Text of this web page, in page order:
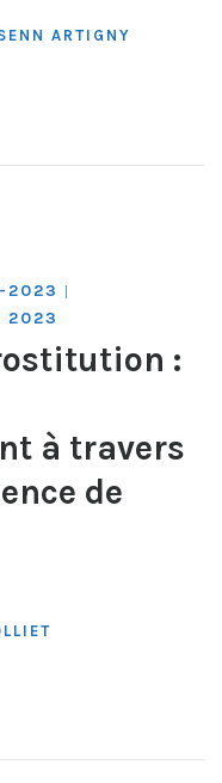
ARTIGNY
2023
2023
:
à travers
de